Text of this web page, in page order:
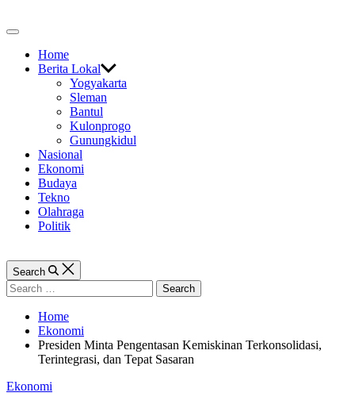
to
Off
CanvasHome
Berita Lokal
Yogyakarta
Sleman
Bantul
Kulonprogo
Gunungkidul
Nasional
Ekonomi
Budaya
Tekno
Olahraga
Politik
Search
Search
for:
Home
Ekonomi
Presiden Minta Pengentasan Kemiskinan Terkonsolidasi,
Terintegrasi, dan Tepat Sasaran
Categories
Ekonomi